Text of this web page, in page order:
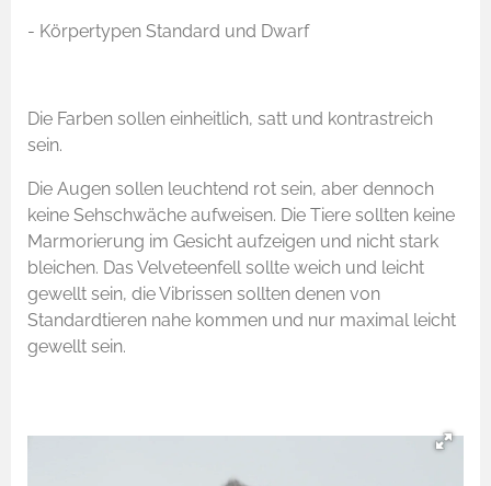
- Körpertypen Standard und Dwarf
Die Farben sollen einheitlich, satt und kontrastreich
sein.
Die Augen sollen leuchtend rot sein, aber dennoch
keine Sehschwäche aufweisen. Die Tiere sollten keine
Marmorierung im Gesicht aufzeigen und nicht stark
bleichen. Das Velveteenfell sollte weich und leicht
gewellt sein, die Vibrissen sollten denen von
Standardtieren nahe kommen und nur maximal leicht
gewellt sein.